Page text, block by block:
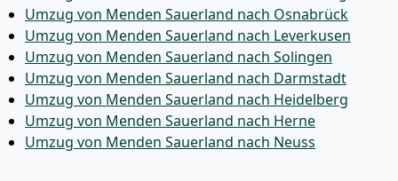
Umzug von Menden Sauerland nach Osnabrück
Umzug von Menden Sauerland nach Leverkusen
Umzug von Menden Sauerland nach Solingen
Umzug von Menden Sauerland nach Darmstadt
Umzug von Menden Sauerland nach Heidelberg
Umzug von Menden Sauerland nach Herne
Umzug von Menden Sauerland nach Neuss